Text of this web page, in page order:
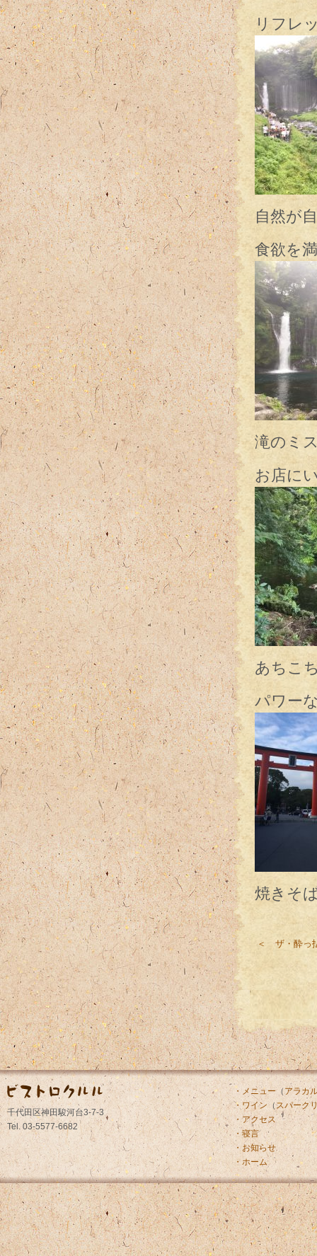
リフレ
自然が
食欲を
滝のミ
お店に
あちこ
パワー
焼きそ
＜ ザ・酔っ
千代田区神田駿河台3-7-3
Tel. 03-5577-6682
・メニュー（ アラカ
・ワイン （スパーク
・アクセス
・寝言
・お知らせ
・ホーム